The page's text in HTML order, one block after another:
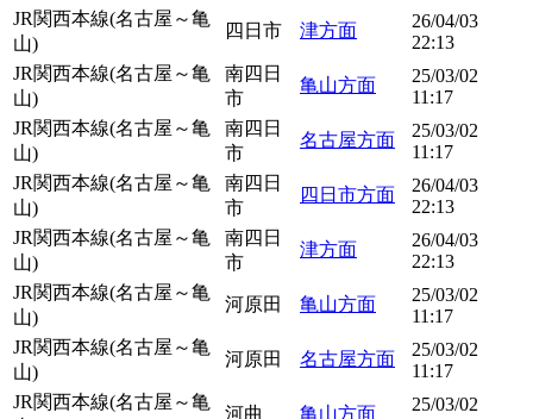
JR関西本線(名古屋～亀
山)
四日市 津方面
26/04/03
22:13
JR関西本線(名古屋～亀
山)
南四日
市
亀山方面
25/03/02
11:17
JR関西本線(名古屋～亀
山)
南四日
市
名古屋方面
25/03/02
11:17
JR関西本線(名古屋～亀
山)
南四日
市
四日市方面
26/04/03
22:13
JR関西本線(名古屋～亀
山)
南四日
市
津方面
26/04/03
22:13
JR関西本線(名古屋～亀
山)
河原田 亀山方面
25/03/02
11:17
JR関西本線(名古屋～亀
山)
河原田 名古屋方面
25/03/02
11:17
JR関西本線(名古屋～亀
河曲 亀山方面
25/03/02